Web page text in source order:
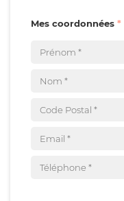
Mes coordonnées